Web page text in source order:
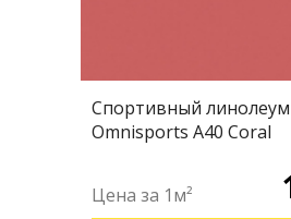
Спортивный
Omnisports А40 Coral